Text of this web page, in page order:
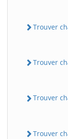
Trouver
Trouver
Trouver
Trouver